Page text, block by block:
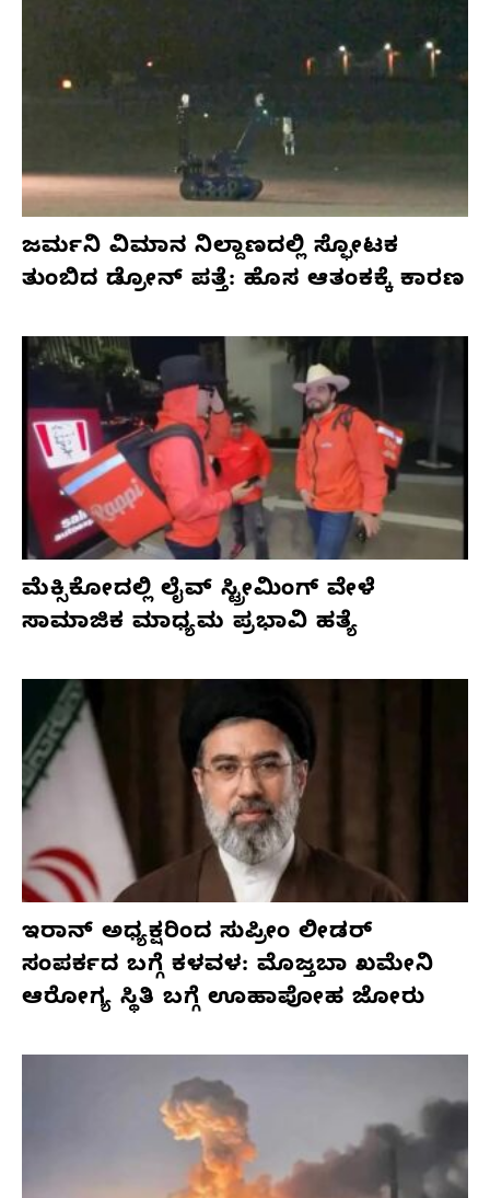
ಜರ್ಮನಿ ವಿಮಾನ ನಿಲ್ದಾಣದಲ್ಲಿ ಸ್ಫೋಟಕ
ತುಂಬಿದ ಡ್ರೋನ್ ಪತ್ತೆ: ಹೊಸ ಆತಂಕಕ್ಕೆ ಕಾರಣ
ಮೆಕ್ಸಿಕೋದಲ್ಲಿ ಲೈವ್ ಸ್ಟ್ರೀಮಿಂಗ್ ವೇಳೆ
ಸಾಮಾಜಿಕ ಮಾಧ್ಯಮ ಪ್ರಭಾವಿ ಹತ್ಯೆ
ಇರಾನ್ ಅಧ್ಯಕ್ಷರಿಂದ ಸುಪ್ರೀಂ ಲೀಡರ್
ಸಂಪರ್ಕದ ಬಗ್ಗೆ ಕಳವಳ: ಮೊಜ್ತಬಾ ಖಮೇನಿ
ಆರೋಗ್ಯ ಸ್ಥಿತಿ ಬಗ್ಗೆ ಊಹಾಪೋಹ ಜೋರು